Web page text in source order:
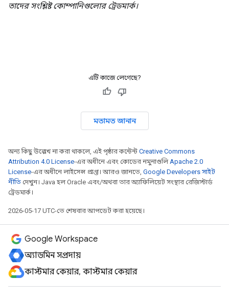
তাদের সংশ্লিষ্ট কোম্পানিগুলোর ট্রেডমার্ক।
এটি কাজে লেগেছে?
মতামত জানান
অন্য কিছু উল্লেখ না করা থাকলে, এই পৃষ্ঠার কন্টেন্ট Creative Commons
Attribution 4.0 License-এর অধীনে এবং কোডের নমুনাগুলি Apache 2.0
License-এর অধীনে লাইসেন্স প্রাপ্ত। আরও জানতে, Google Developers সাইট
নীতি দেখুন। Java হল Oracle এবং/অথবা তার অ্যাফিলিয়েট সংস্থার রেজিস্টার্ড
ট্রেডমার্ক।
2026-05-17 UTC-তে শেষবার আপডেট করা হয়েছে।
Google Workspace
অ্যাডমিন সম্প্রদায়
কাস্টমার কেয়ার, কাস্টমার কেয়ার